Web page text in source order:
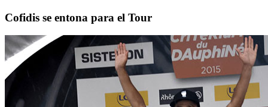
Cofidis se entona para el Tour